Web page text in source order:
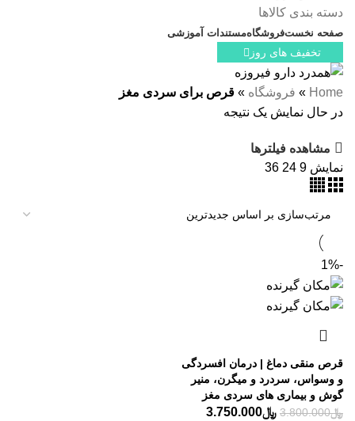
دسته بندی کالاها
صفحه نخستفروشگاهمستندات آموزشی
تخفیف های روز
Home
» فروشگاه » قرص برای سردی مغز
در حال نمایش یک نتیجه
مشاهده فیلترها
نمایش 9
24
36
-1%
قرص منقی دماغ | درمان افسردگی
و وسواس، سردرد و میگرن، منیر
گوش و بیماری های سردی مغز
﷼3.800.000 ﷼3.750.000